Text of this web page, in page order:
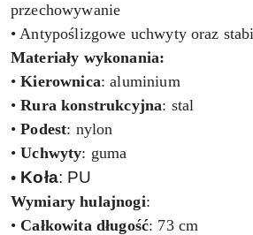
przechowywanie
• Antypoślizgowe uchwyty oraz
Materiały wykonania:
•Kierownica: aluminium
•Rura konstrukcyjna: stal
•Podest: nylon
•Uchwyty: guma
• Koła: PU
Wymiary hulajnogi:
• Całkowita długość: 73 cm